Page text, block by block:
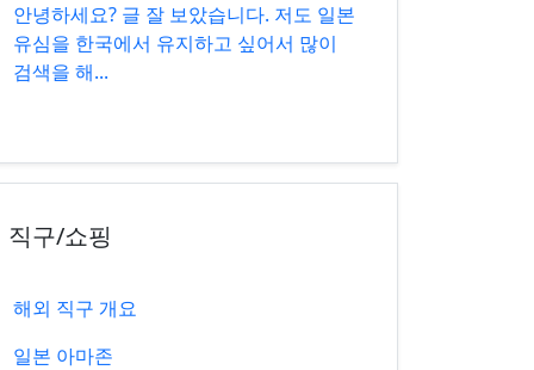
안녕하세요? 글 잘 보았습니다. 저도 일본
유심을 한국에서 유지하고 싶어서 많이
검색을 해...
직구/쇼핑
해외 직구 개요
일본 아마존